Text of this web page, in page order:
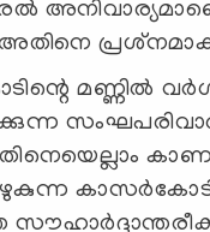
അതിനെ
മണ്ണില്‍